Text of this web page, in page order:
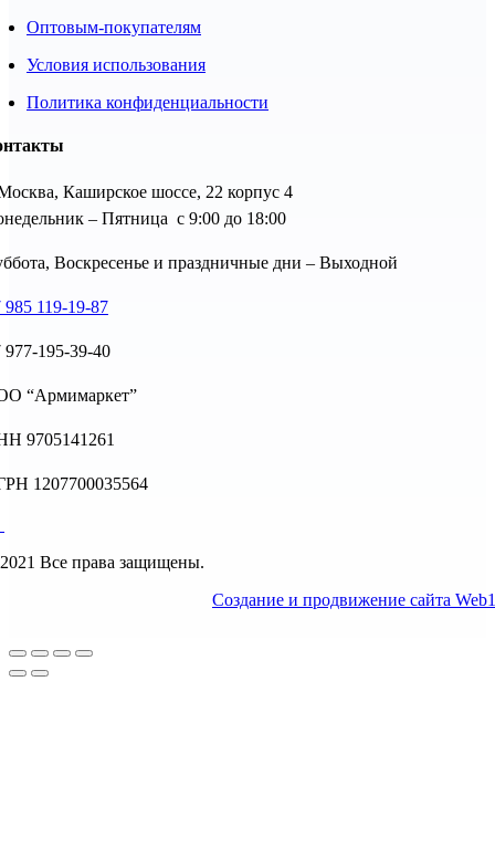
Оптовым-покупателям
Условия использования
Политика конфиденциальности
Каширское шоссе, 22 корпус 4
– Пятница с 9:00 до 18:00
Воскресенье и праздничные дни – Выходной
985 119-19-87
977-195-39-40
“Армимаркет”
9705141261
1207700035564
Все права защищены.
Создание и продвижение сайта